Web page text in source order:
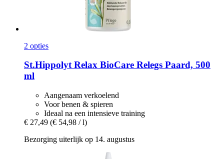
2 opties
St.HippolytRelax BioCare Relegs Paard, 500
ml
Aangenaam verkoelend
Voor benen & spieren
Ideaal na een intensieve training
€ 27,49 (€ 54,98 / l)
Bezorging uiterlijk op 14. augustus